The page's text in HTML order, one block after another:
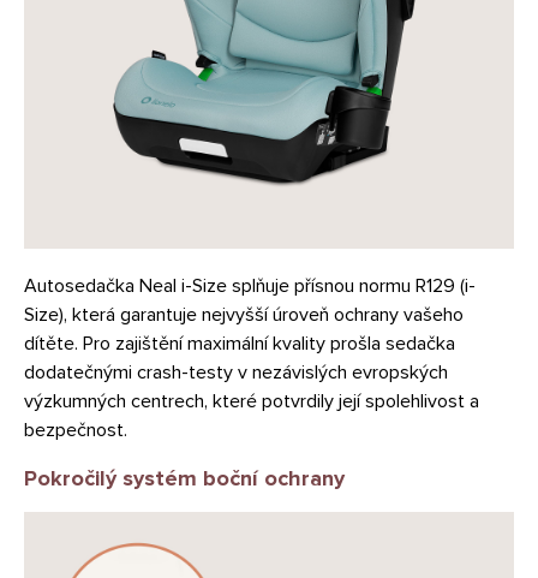
Autosedačka Neal i-Size splňuje přísnou normu R129 (i-
Size), která garantuje nejvyšší úroveň ochrany vašeho
dítěte. Pro zajištění maximální kvality prošla sedačka
dodatečnými crash-testy v nezávislých evropských
výzkumných centrech, které potvrdily její spolehlivost a
bezpečnost.
Pokročilý systém boční ochrany